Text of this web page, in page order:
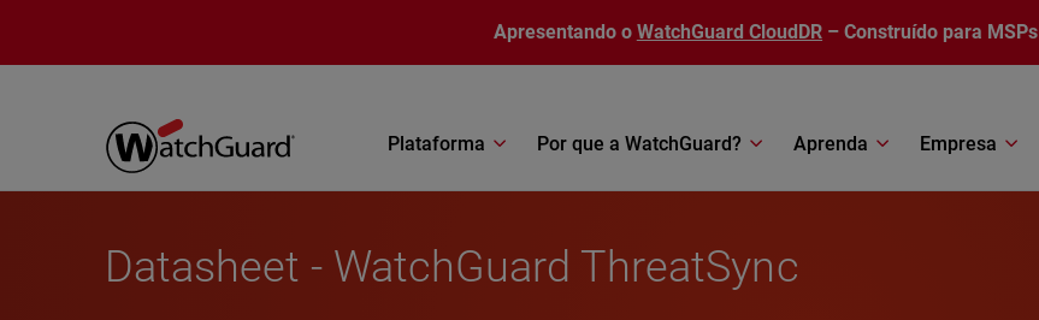
Apresentando o WatchGuard CloudDR – Construído para MSPs
Plataforma Por que a WatchGuard? Aprenda Empresa
Datasheet - WatchGuard ThreatSync